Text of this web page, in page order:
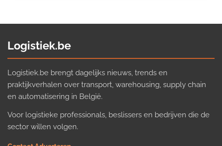
Logistiek.be
Logistiek.be brengt dagelijks nieuws, trends en
praktijkverhalen over transport, warehousing, supply chain
en automatisering in België.
Voor logistieke professionals, beslissers en bedrijven die de
sector willen volgen.